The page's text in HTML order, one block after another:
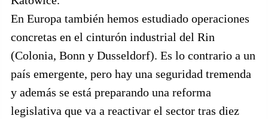
En Europa también hemos estudiado operaciones
concretas en el cinturón industrial del Rin
(Colonia, Bonn y Dusseldorf). Es lo contrario a un
país emergente, pero hay una seguridad tremenda
y además se está preparando una reforma
legislativa que va a reactivar el sector tras diez